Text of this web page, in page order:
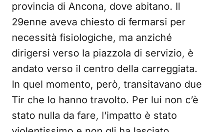
provincia di Ancona, dove abitano. Il
29enne aveva chiesto di fermarsi per
necessità fisiologiche, ma anziché
dirigersi verso la piazzola di servizio, è
andato verso il centro della carreggiata.
In quel momento, però, transitavano due
Tir che lo hanno travolto. Per lui non c’è
stato nulla da fare, l’impatto è stato